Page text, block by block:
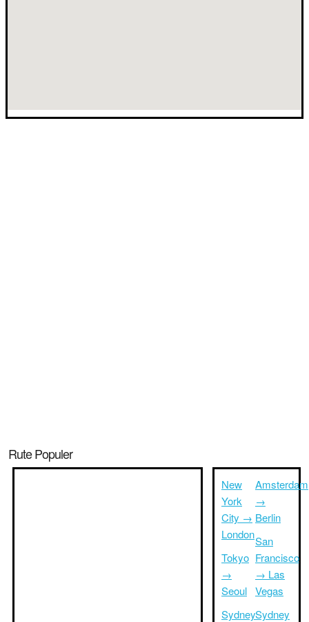
Rute Populer
New
York
City →
London
Tokyo
→
Seoul
Sydney
Amsterdam
→
Berlin
San
Francisco
→ Las
Vegas
Sydney